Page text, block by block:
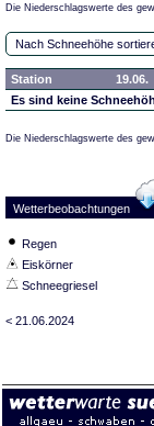
Die Niederschlagswerte des
Nach Schneehöhe
Station 19.06.
Es sind keine
Die Niederschlagswerte des
Wetterbeobachtungen
Regen
Eiskörner
Schneegriesel
< 21.06.2024